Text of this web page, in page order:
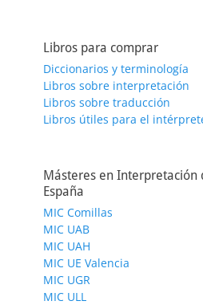
Libros para comprar
Diccionarios y terminología
Libros sobre interpretación
Libros sobre traducción
Libros útiles para el
Másteres en Interpretación
España
MIC Comillas
MIC UAB
MIC UAH
MIC UE Valencia
MIC UGR
MIC ULL